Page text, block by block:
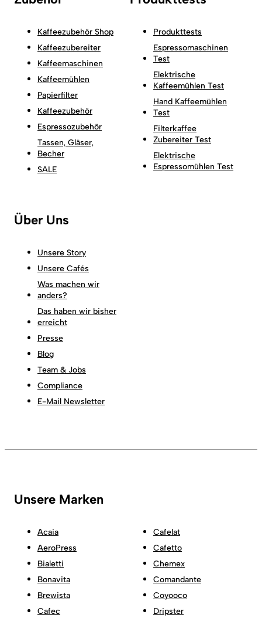
Kaffeezubehör Shop
Kaffeezubereiter
Kaffeemaschinen
Kaffeemühlen
Papierfilter
Kaffeezubehör
Espressozubehör
Tassen, Gläser,
Becher
SALE
Produkttests
Espressomaschinen
Test
Elektrische
Kaffeemühlen Test
Hand Kaffeemühlen
Test
Filterkaffee
Zubereiter Test
Elektrische
Espressomühlen Test
Über Uns
Unsere Story
Unsere Cafés
Was machen wir
anders?
Das haben wir bisher
erreicht
Presse
Blog
Team & Jobs
Compliance
E-Mail Newsletter
Unsere Marken
Acaia
AeroPress
Bialetti
Bonavita
Brewista
Cafec
Cafelat
Cafetto
Chemex
Comandante
Coyooco
Dripster